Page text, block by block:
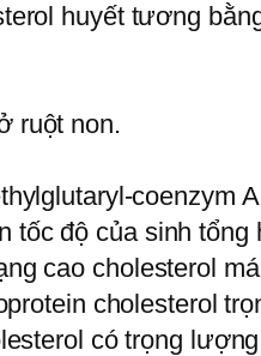
huyết tương
ruột non.
coenzym
tốc độ của sinh
cao cholesterol
cholesterol
có trọng